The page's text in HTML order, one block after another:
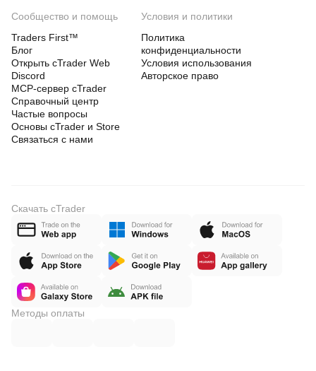
Сообщество и помощь
Traders First™
Блог
Открыть cTrader Web
Discord
MCP-сервер cTrader
Справочный центр
Частые вопросы
Основы cTrader и Store
Связаться с нами
Условия и политики
Политика
конфиденциальности
Условия использования
Авторское право
Скачать cTrader
Методы оплаты